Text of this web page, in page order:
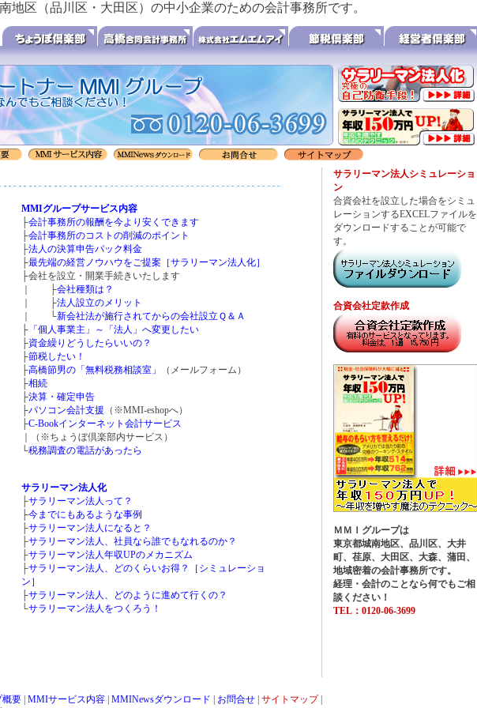
区（品川区・大田区）の中小企業のための会計事務所です。
MMIグループサービス内容
├会計事務所の報酬を今より安くできます
├会計事務所のコストの削減のポイント
├法人の決算申告パック料金
├最先端の経営ノウハウをご提案［サラリーマン法人化］
├会社を設立・開業手続きいたします
｜ ├会社種類は？
｜ ├法人設立のメリット
｜ └新会社法が施行されてからの会社設立Ｑ＆Ａ
├ 「個人事業主」～「法人」へ変更したい
├資金繰りどうしたらいいの？
├節税したい！
├高橋節男の「無料税務相談室」
（メールフォーム）
├相続
├決算・確定申告
├パソコン会計支援 （※MMI-eshopへ）
├C-Bookインターネット会計サービス
｜（※ちょうぼ倶楽部内サービス）
└税務調査の電話があったら
サラリーマン法人化
├サラリーマン法人って？
├今までにもあるような事例
├サラリーマン法人になると？
├サラリーマン法人、社員なら誰でもなれるのか？
├サラリーマン法人年収UPのメカニズム
├サラリーマン法人、どのくらいお得？［シミュレーショ
ン］
├サラリーマン法人、どのように進めて行くの？
└サラリーマン法人をつくろう！
サラリーマン法人シミュレーショ
ン
合資会社を設立した場合をシミュ
レーションするEXCELファイルを
ダウンロードすることが可能で
す。
合資会社定款作成
ＭＭＩグループは
東京都城南地区、品川区、大井
町、荏原、大田区、大森、蒲田、
地域密着の会計事務所です。
経理・会計のことなら何でもご相
談ください！
TEL：0120-06-3699
概要 MMIサービス内容 MMINewsダウンロード お問合せ サイトマップ|